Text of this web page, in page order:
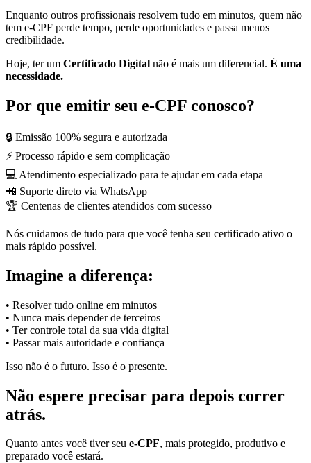
Enquanto outros profissionais resolvem tudo em minutos, quem não
tem e-CPF perde tempo, perde oportunidades e passa menos
credibilidade.
Hoje, ter um Certificado Digital não é mais um diferencial. É uma
necessidade.
Por que emitir seu e-CPF conosco?
🔒 Emissão 100% segura e autorizada
⚡ Processo rápido e sem complicação
💻 Atendimento especializado para te ajudar em cada etapa
📲 Suporte direto via WhatsApp
🏆 Centenas de clientes atendidos com sucesso
Nós cuidamos de tudo para que você tenha seu certificado ativo o
mais rápido possível.
Imagine a diferença:
• Resolver tudo online em minutos
• Nunca mais depender de terceiros
• Ter controle total da sua vida digital
• Passar mais autoridade e confiança
Isso não é o futuro. Isso é o presente.
Não espere precisar para depois correr
atrás.
Quanto antes você tiver seu e-CPF, mais protegido, produtivo e
preparado você estará.